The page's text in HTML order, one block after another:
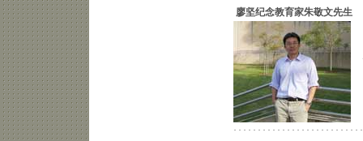
廖坚纪念教育家朱敬文先生